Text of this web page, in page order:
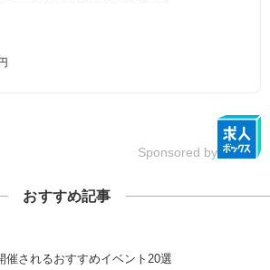
Sponsored by
おすすめ記事
催されるおすすめイベント20選